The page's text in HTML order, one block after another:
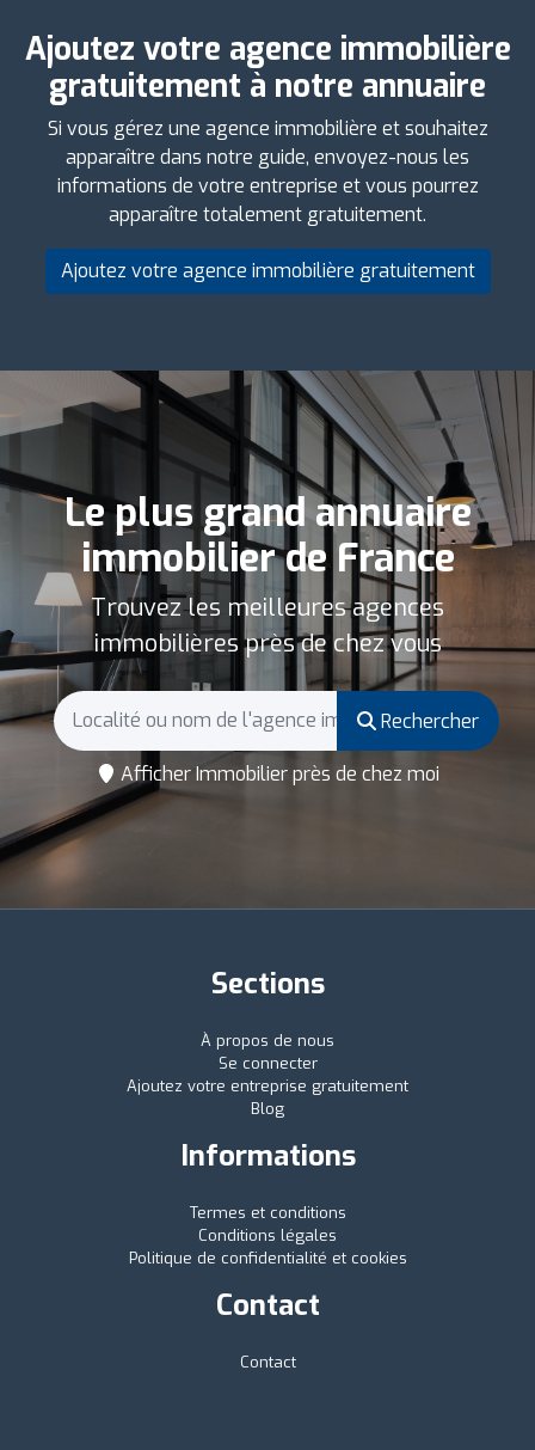
Ajoutez votre agence immobilière
gratuitement à notre annuaire
Si vous gérez une agence immobilière et souhaitez
apparaître dans notre guide, envoyez-nous les
informations de votre entreprise et vous pourrez
apparaître totalement gratuitement.
Ajoutez votre agence immobilière gratuitement
Le plus grand annuaire
immobilier de France
Trouvez les meilleures agences
immobilières près de chez vous
Rechercher
Afficher Immobilier près de chez moi
Sections
À propos de nous
Se connecter
Ajoutez votre entreprise gratuitement
Blog
Informations
Termes et conditions
Conditions légales
Politique de confidentialité et cookies
Contact
Contact